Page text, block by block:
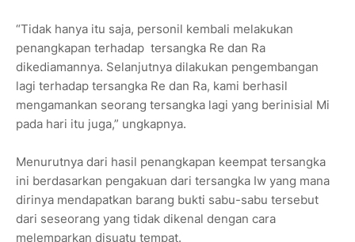
“Tidak hanya itu saja, personil kembali melakukan
penangkapan terhadap tersangka Re dan Ra
dikediamannya. Selanjutnya dilakukan pengembangan
lagi terhadap tersangka Re dan Ra, kami berhasil
mengamankan seorang tersangka lagi yang berinisial Mi
pada hari itu juga,” ungkapnya.
Menurutnya dari hasil penangkapan keempat tersangka
ini berdasarkan pengakuan dari tersangka Iw yang mana
dirinya mendapatkan barang bukti sabu-sabu tersebut
dari seseorang yang tidak dikenal dengan cara
melemparkan disuatu tempat.